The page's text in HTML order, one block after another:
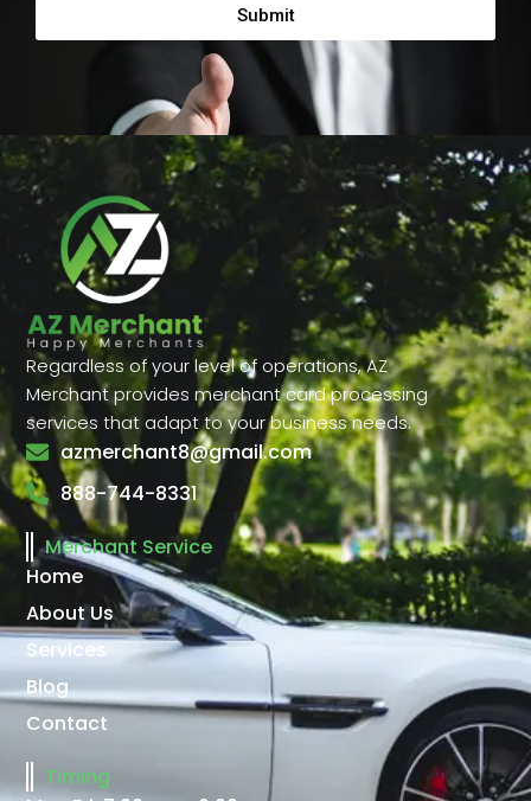
Submit
Regardless of your level of operations, AZ
Merchant provides merchant card processing
services that adapt to your business needs.
azmerchant8@gmail.com
888-744-8331
Merchant Service
Home
About Us
Services
Blog
Contact
Timing